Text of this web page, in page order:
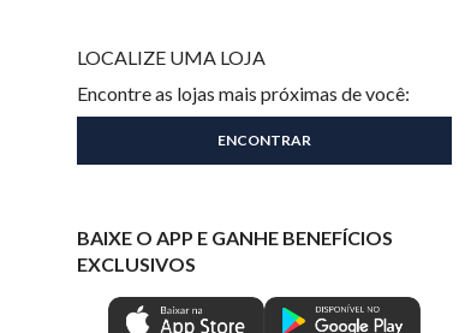
LOCALIZE UMA LOJA
Encontre as lojas mais próximas de você:
BAIXE O APP E GANHE BENEFÍCIOS
EXCLUSIVOS